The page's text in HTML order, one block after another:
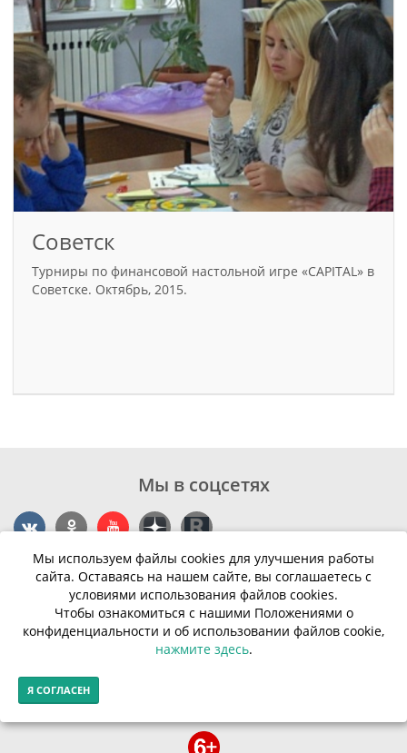
Советск
Турниры по финансовой настольной игре «CAPITAL» в
Советске. Октябрь, 2015.
Мы используем файлы cookies для улучшения работы
сайта. Оставаясь на нашем сайте, вы соглашаетесь с
условиями использования файлов cookies.
Чтобы ознакомиться с нашими Положениями о
конфиденциальности и об использовании файлов cookie,
нажмите здесь.
Я СОГЛАСЕН
Мы в соцсетях
Контакты
г. Калининград, ул. Эпроновская, 1
Часы работы: с 10:00 до 20:00
© Финансовая грамотность населения 2013-2026г.